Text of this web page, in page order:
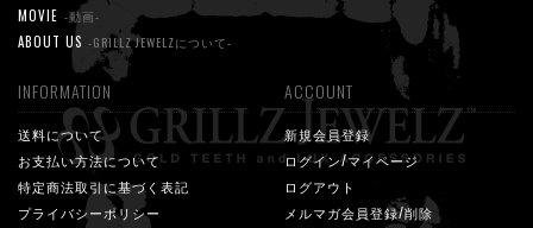
MOVIE -動画-
ABOUT US -GRILLZ JEWELZについて-
INFORMATION
送料について
お支払い方法について
特定商法取引に基づく表記
プライバシーポリシー
ACCOUNT
新規会員登録
ログイン/マイページ
ログアウト
メルマガ会員登録/削除